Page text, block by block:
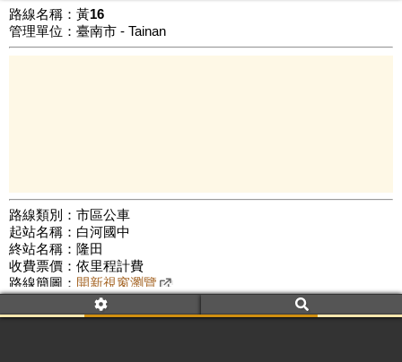
路線名稱： 黃16
管理單位：臺南市 - Tainan
路線類別：市區公車
起站名稱：白河國中
終站名稱：隆田
收費票價：依里程計費
路線簡圖： 開新視窗瀏覽
附屬名稱：黃16 白河 六甲 隆田
公車數量: 累計8901、上線7981